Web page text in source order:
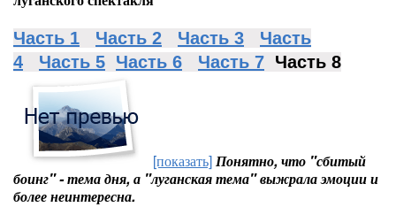
Часть 1 Часть 2 Часть 3
Часть
4
Часть 5 Часть 6 Часть 7 Часть 8
[показать]Понятно, что "сбитый
боинг" - тема дня, а "луганская тема" выжрала эмоции и
более неинтересна.